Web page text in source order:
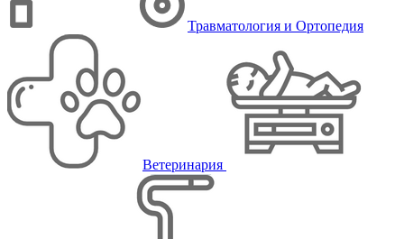
Травматология и Ортопедия
Ветеринария